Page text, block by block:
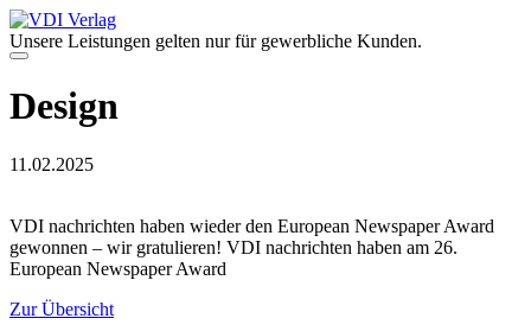
Zum
Inhalt
springen
Unsere Leistungen gelten nur für gewerbliche Kunden.
Menü
Design
11.02.2025
VDI nachrichten haben wieder den European Newspaper Award
gewonnen – wir gratulieren! VDI nachrichten haben am 26.
European Newspaper Award
Zur Übersicht